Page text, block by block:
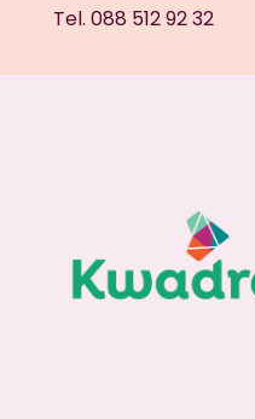
Tel. 088 512 92 32